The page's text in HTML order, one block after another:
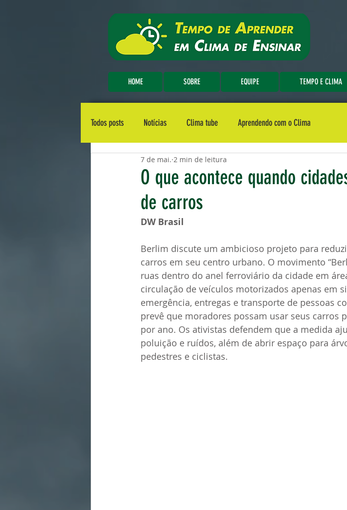
HOME SOBRE EQUIPE TEMPO E CLIMA
Todos posts Notícias Clima tube Aprendendo com o Clima
O que acontece quando
de carros
7 de mai. 2 min de leitura
DW Brasil
Berlim discute um ambicioso projeto para
carros em seu centro urbano. O movimento
ruas dentro do anel ferroviário da cidade em
circulação de veículos motorizados apenas em
emergência, entregas e transporte de pessoas
prevê que moradores possam usar seus carros
por ano. Os ativistas defendem que a medida
poluição e ruídos, além de abrir espaço para
pedestres e ciclistas.